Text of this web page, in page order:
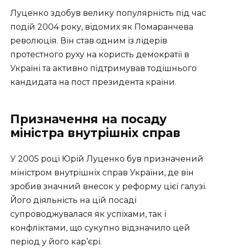
Луценко здобув велику популярність під час
подій 2004 року, відомих як Помаранчева
революція. Він став одним із лідерів
протестного руху на користь демократії в
Україні та активно підтримував тодішнього
кандидата на пост президента країни.
Призначення на посаду
міністра внутрішніх справ
У 2005 році Юрій Луценко був призначений
міністром внутрішніх справ України, де він
зробив значний внесок у реформу цієї галузі.
Його діяльність на цій посаді
супроводжувалася як успіхами, так і
конфліктами, що сукупно відзначило цей
період у його кар’єрі.